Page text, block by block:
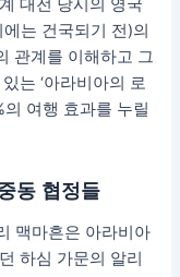
대전 당시의 영국
는 건국되기 전)의
관계를 이해하고 그
는 ‘아라비아의 로
의 여행 효과를 누릴
동 협정들
맥마흔은 아라비아
하심 가문의 알리